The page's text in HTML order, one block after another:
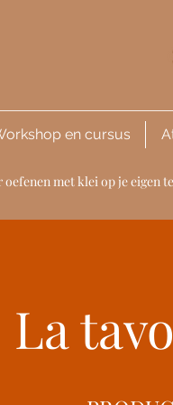
en cursus
oefenen met klei op je eigen
La